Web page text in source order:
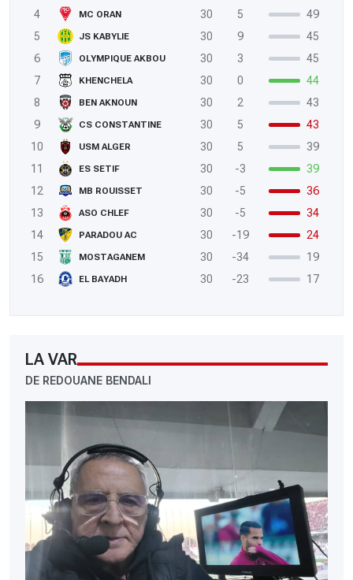
4
MC ORAN 30 5
49
5
JS KABYLIE 30 9
45
6
OLYMPIQUE AKBOU 30 3
45
7
KHENCHELA 30 0
44
8
BEN AKNOUN 30 2
43
9
CS CONSTANTINE 30 5
43
10
USM ALGER 30 5
39
11
ES SETIF 30 -3
39
12
MB ROUISSET 30 -5
36
13
ASO CHLEF 30 -5
34
14
PARADOU AC 30 -19
24
15
MOSTAGANEM 30 -34
19
16
EL BAYADH 30 -23 17
LA VAR
DE REDOUANE BENDALI